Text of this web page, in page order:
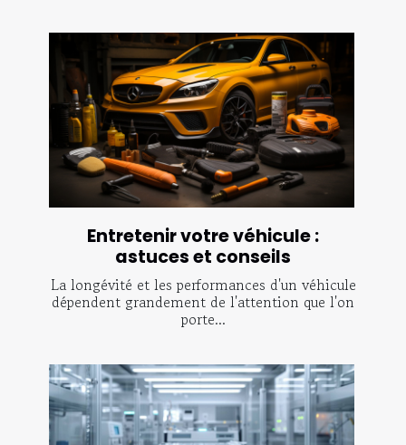
Entretenir votre véhicule :
astuces et conseils
La longévité et les performances d'un véhicule
dépendent grandement de l'attention que l'on
porte...